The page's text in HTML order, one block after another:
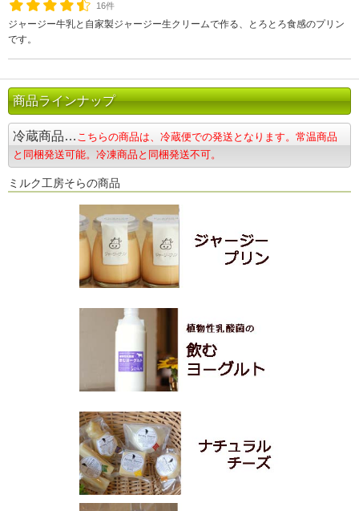
16件
ジャージー牛乳と自家製ジャージー生クリームで作る、とろとろ食感のプリン
です。
商品ラインナップ
冷蔵商品… こちらの商品は、冷蔵便での発送となります。常温商品
と同梱発送可能。冷凍商品と同梱発送不可。
ミルク工房そらの商品